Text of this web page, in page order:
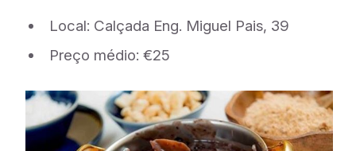
Local: Calçada Eng. Miguel Pais, 39
Preço médio: €25